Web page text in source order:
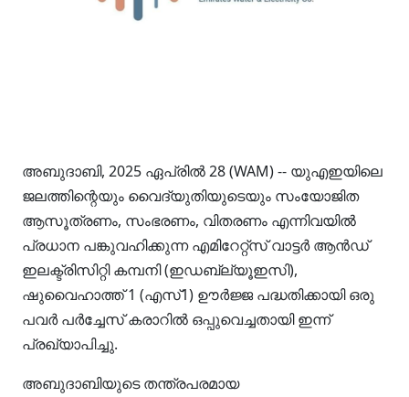
അബുദാബി, 2025 ഏപ്രിൽ 28 (WAM) -- യുഎഇയിലെ
ജലത്തിന്റെയും വൈദ്യുതിയുടെയും സംയോജിത
ആസൂത്രണം, സംഭരണം, വിതരണം എന്നിവയിൽ
പ്രധാന പങ്കുവഹിക്കുന്ന എമിറേറ്റ്‌സ് വാട്ടർ ആൻഡ്
ഇലക്ട്രിസിറ്റി കമ്പനി (ഇഡബ്ല്യൂഇസി),
ഷുവൈഹാത്ത് 1 (എസ്1) ഊർജ്ജ പദ്ധതിക്കായി ഒരു
പവർ പർച്ചേസ് കരാറിൽ ഒപ്പുവെച്ചതായി ഇന്ന്
പ്രഖ്യാപിച്ചു.
അബുദാബിയുടെ തന്ത്രപരമായ